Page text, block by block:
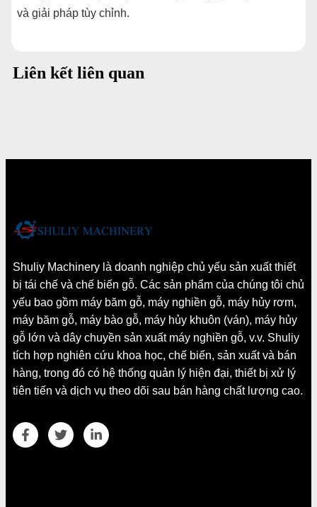
và giải pháp tùy chỉnh.
Liên kết liên quan
Shuliy Machinery là doanh nghiệp chủ yếu sản xuất thiết
bị tái chế và chế biến gỗ. Các sản phẩm của chúng tôi chủ
yếu bao gồm máy băm gỗ, máy nghiền gỗ, máy hủy rơm,
máy băm gỗ, máy bào gỗ, máy hủy khuôn (ván), máy hủy
gỗ lớn và dây chuyền sản xuất máy nghiền gỗ, v.v. Shuliy
tích hợp nghiên cứu khoa học, chế biến, sản xuất và bán
hàng, trong đó có hệ thống quản lý hiện đại, thiết bị xử lý
tiên tiến và dịch vụ theo dõi sau bán hàng chất lượng cao.